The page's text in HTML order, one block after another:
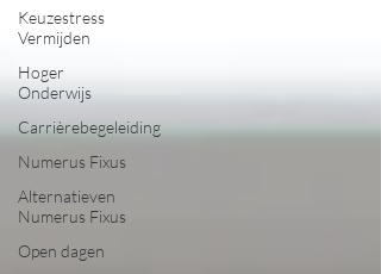
Keuzestress
Vermijden
Hoger
Onderwijs
Carrièrebegeleiding
Numerus Fixus
Alternatieven
Numerus Fixus
Open dagen